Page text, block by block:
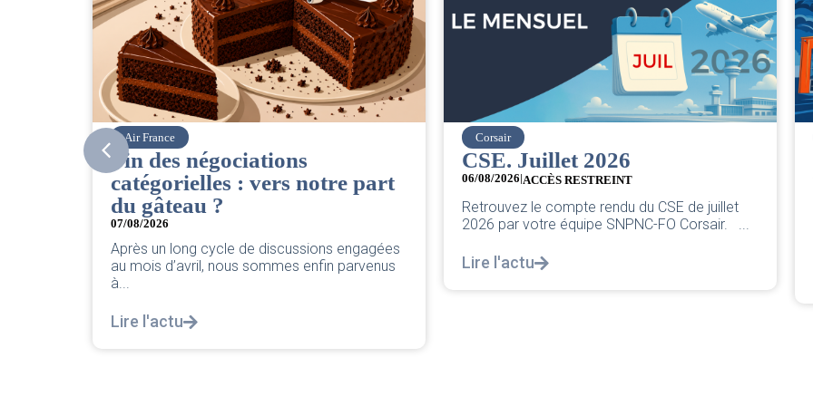
Corsair
CSE. Juillet 2026
06/08/2026|ACCÈS RESTREINT
Retrouvez le compte rendu du CSE de juillet
2026 par votre équipe SNPNC-FO Corsair. ...
Lire l'actu
easyJet
Grève chez easyJet
05/08/2026
Chers collègues, La direction vient de sortir sa
classique pleurnicherie corporate. On va la
décortiquer...
Lire l'actu